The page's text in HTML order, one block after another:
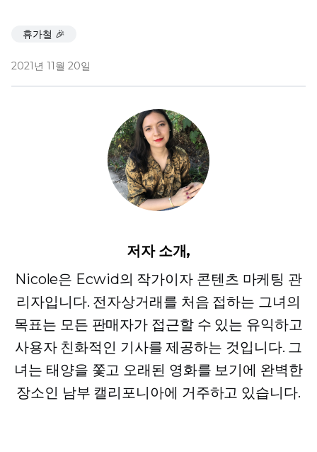
휴가철 🎉
2021년 11월 20일
저자 소개,
Nicole은 Ecwid의 작가이자 콘텐츠 마케팅 관
리자입니다. 전자상거래를 처음 접하는 그녀의
목표는 모든 판매자가 접근할 수 있는 유익하고
사용자 친화적인 기사를 제공하는 것입니다. 그
녀는 태양을 쫓고 오래된 영화를 보기에 완벽한
장소인 남부 캘리포니아에 거주하고 있습니다.